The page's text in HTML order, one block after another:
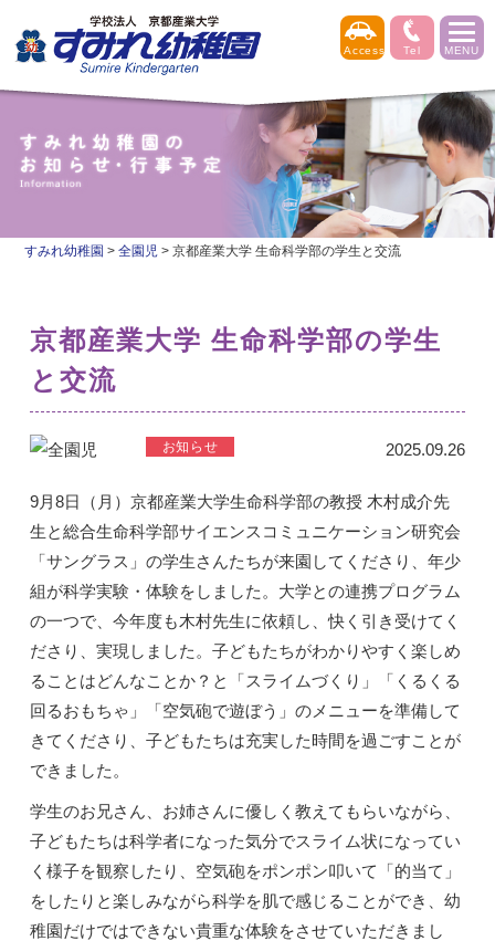
すみれ幼稚園 >全園児 >京都産業大学 生命科学部の学生と交流
京都産業大学 生命科学部の学生
と交流
2025.09.26
9月8日（月）京都産業大学生命科学部の教授 木村成介先
生と総合生命科学部サイエンスコミュニケーション研究会
「サングラス」の学生さんたちが来園してくださり、年少
組が科学実験・体験をしました。大学との連携プログラム
の一つで、今年度も木村先生に依頼し、快く引き受けてく
ださり、実現しました。子どもたちがわかりやすく楽しめ
ることはどんなことか？と「スライムづくり」「くるくる
回るおもちゃ」「空気砲で遊ぼう」のメニューを準備して
きてくださり、子どもたちは充実した時間を過ごすことが
できました。
学生のお兄さん、お姉さんに優しく教えてもらいながら、
子どもたちは科学者になった気分でスライム状になってい
く様子を観察したり、空気砲をポンポン叩いて「的当て」
をしたりと楽しみながら科学を肌で感じることができ、幼
稚園だけではできない貴重な体験をさせていただきまし